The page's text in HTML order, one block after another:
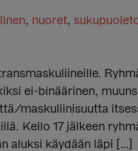
, nuoret,
ei-binäärinen,
maskuliinisuutta
Kello 17 jälkeen
aluksi käydään läpi […]